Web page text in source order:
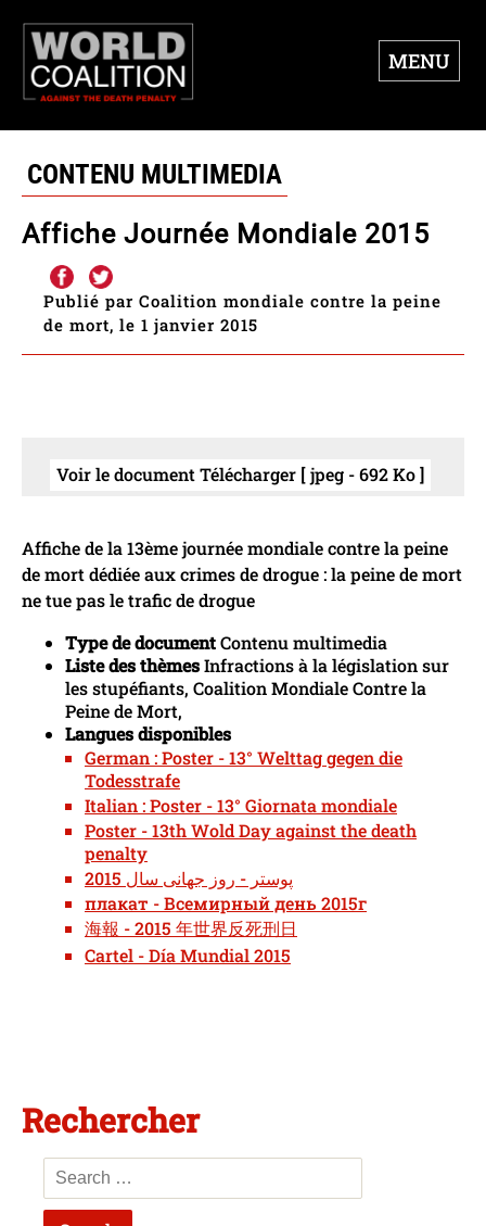
MENU
CONTENU MULTIMEDIA
Affiche Journée Mondiale 2015
Publié par Coalition mondiale contre la peine
de mort, le 1 janvier 2015
Voir le document Télécharger [ jpeg - 692 Ko ]
Affiche de la 13ème journée mondiale contre la peine
de mort dédiée aux crimes de drogue : la peine de mort
ne tue pas le trafic de drogue
Type de documentContenu multimedia
Liste des thèmesInfractions à la législation sur
les stupéfiants, Coalition Mondiale Contre la
Peine de Mort,
Langues disponibles
German : Poster - 13° Welttag gegen die
Todesstrafe
Italian : Poster - 13° Giornata mondiale
Poster - 13th Wold Day against the death
penalty
پوستر - روز جهانی سال 2015
плакат - Всемирный день 2015г
海報 - 2015 年世界反死刑日
Cartel - Día Mundial 2015
Rechercher